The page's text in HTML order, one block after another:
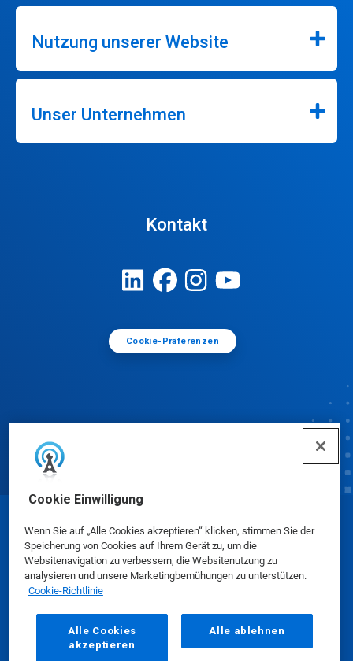
Cookie Einwilligung
Wenn Sie auf „Alle Cookies akzeptieren“ klicken, stimmen Sie der
Speicherung von Cookies auf Ihrem Gerät zu, um die
Websitenavigation zu verbessern, die Websitenutzung zu
analysieren und unsere Marketingbemühungen zu unterstützen.
Cookie-Richtlinie
Alle Cookies
akzeptieren
Alle ablehnen
Nutzung unserer Website
Unser Unternehmen
Kontakt
Cookie-Präferenzen
© Ecolab Inc. 2025
Sicherheitsdatenblätter|Datenschutzrichtlinie